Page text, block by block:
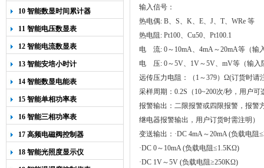
10 智能数显时间累计器
11 智能电压数显表
12 智能电流数显表
13 智能安培小时计
14 智能数显电能表
15 智能单相功率表
16 智能三相功率表
17 高频电磁阀控制器
18 智能光照度显示仪
输入信号：
热电偶: B、 S、 K、 E、 J、 T、 WRe 等
热电阻 : Pt100、 Cu50、 Pt100.1
电 流: 0～ 10mA、 4mA～20mA等（输
电 压: 0～5V、 1V～5V、 mV等（输入
远传压力电阻：（ 1 ～379）Ω(订货时请
采样周期： 0.2S （ 10~200次/秒，用户可
报警输出：二限报警或四限报警，报警
继电器报警输出，用户订货时需注明）
变送输出：·DC 4mA～20mA (负载电阻≤
·DC 0～ 10mA (负载电阻≤1.5KΩ)
·DC 1V～5V (负载电阻≥250KΩ)